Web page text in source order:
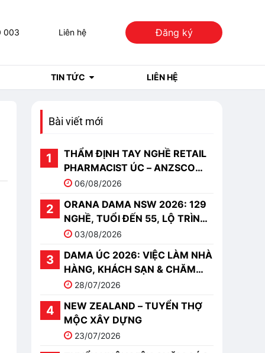
003 Liên hệ Đăng ký
TIN TỨC LIÊN HỆ
Bài viết mới
THẨM ĐỊNH TAY NGHỀ RETAIL
PHARMACIST ÚC – ANZSCO
251513
06/08/2026
ORANA DAMA NSW 2026: 129
NGHỀ, TUỔI ĐẾN 55, LỘ TRÌNH
PR03/08/2026
DAMA ÚC 2026: VIỆC LÀM NHÀ
HÀNG, KHÁCH SẠN & CHĂM
SÓC28/07/2026
NEW ZEALAND – TUYỂN THỢ
MỘC XÂY DỰNG
23/07/2026